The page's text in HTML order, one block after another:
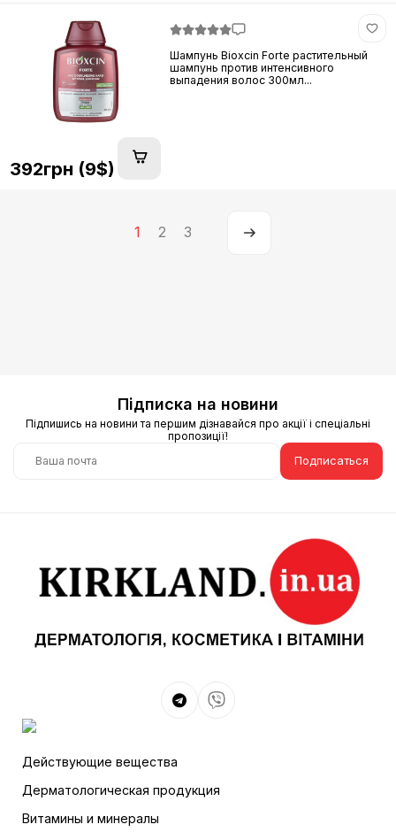
Шампунь Bioxcin Forte растительный
шампунь против интенсивного
выпадения волос 300мл...
392грн (9$)
1 2 3
Підписка на новини
Підпишись на новини та першим дізнавайся про акції і спеціальні
пропозиції!
Подписаться
Действующие вещества
Дерматологическая продукция
Витамины и минералы